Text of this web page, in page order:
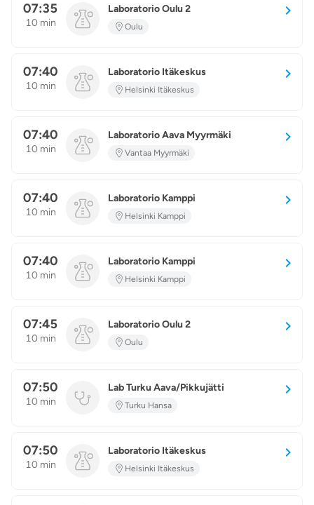
07:35
10 min
Laboratorio Oulu 2
Oulu
07:40
10 min
Laboratorio Itäkeskus
Helsinki Itäkeskus
07:40
10 min
Laboratorio Aava Myyrmäki
Vantaa Myyrmäki
07:40
10 min
Laboratorio Kamppi
Helsinki Kamppi
07:40
10 min
Laboratorio Kamppi
Helsinki Kamppi
07:45
10 min
Laboratorio Oulu 2
Oulu
07:50
10 min
Lab Turku Aava/Pikkujätti
Turku Hansa
07:50
10 min
Laboratorio Itäkeskus
Helsinki Itäkeskus